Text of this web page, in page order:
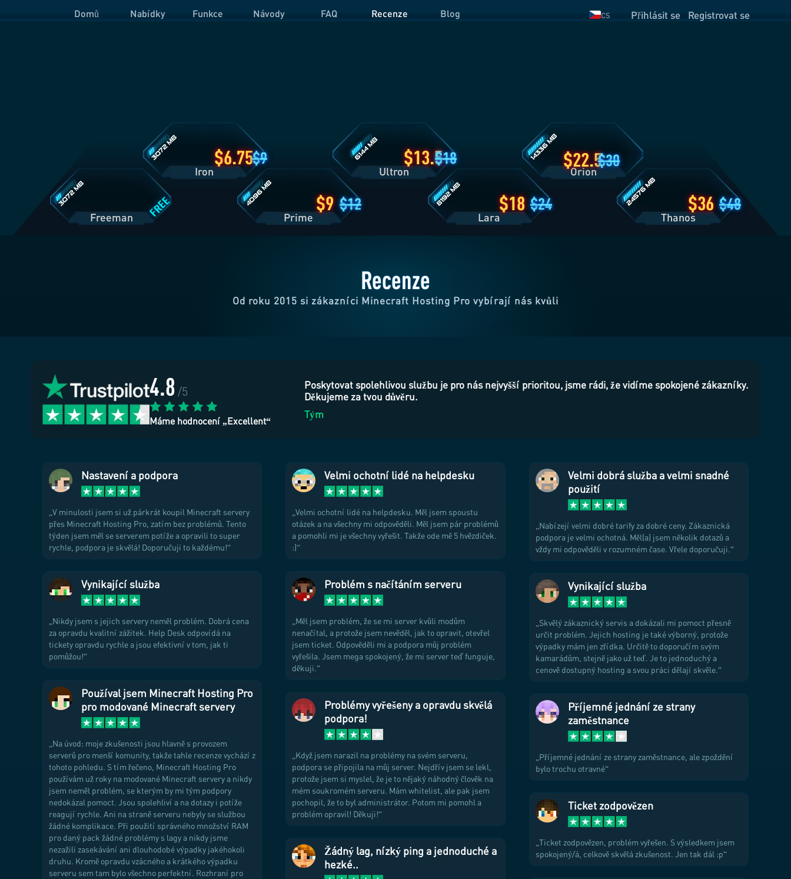
Domů Nabídky Funkce Návody FAQ Recenze Blog CS Přihlásit se Registrovat se
FREE
Freeman
6.75 9
Iron
9 12
Prime
13.518
Ultron
18 24
Lara
22.530
Orion
36 48
Thanos
Recenze
Od roku 2015 si zákazníci Minecraft Hosting Pro vybírají nás kvůli
4.8 /5
Máme hodnocení „Excellent“
Poskytovat spolehlivou službu je pro nás nejvyšší prioritou, jsme rádi, že vidíme spokojené zákazníky.
Děkujeme za tvou důvěru.
Tým
Nastavení a podpora
V minulosti jsem si už párkrát koupil Minecraft servery
přes Minecraft Hosting Pro, zatím bez problémů. Tento
týden jsem měl se serverem potíže a opravili to super
rychle, podpora je skvělá! Doporučuji to každému!
Vynikající služba
Nikdy jsem s jejich servery neměl problém. Dobrá cena
za opravdu kvalitní zážitek. Help Desk odpovídá na
tickety opravdu rychle a jsou efektivní v tom, jak ti
pomůžou!
Používal jsem Minecraft Hosting Pro
pro modované Minecraft servery
Na úvod: moje zkušenosti jsou hlavně s provozem
serverů pro menší komunity, takže tahle recenze vychází z
tohoto pohledu. S tím řečeno, Minecraft Hosting Pro
používám už roky na modované Minecraft servery a nikdy
jsem neměl problém, se kterým by mi tým podpory
nedokázal pomoct. Jsou spolehliví a na dotazy i potíže
reagují rychle. Ani na straně serveru nebyly se službou
žádné komplikace. Při použití správného množství RAM
pro daný pack žádné problémy s lagy a nikdy jsme
nezažili zasekávání ani dlouhodobé výpadky jakéhokoli
druhu. Kromě opravdu vzácného a krátkého výpadku
serveru sem tam bylo všechno perfektní. Rozhraní pro
Velmi ochotní lidé na helpdesku
Velmi ochotní lidé na helpdesku. Měl jsem spoustu
otázek a na všechny mi odpověděli. Měl jsem pár problémů
a pomohli mi je všechny vyřešit. Takže ode mě 5 hvězdiček.
:)
Problém s načítáním serveru
Měl jsem problém, že se mi server kvůli modům
nenačítal, a protože jsem nevěděl, jak to opravit, otevřel
jsem ticket. Odpověděli mi a podpora můj problém
vyřešila. Jsem mega spokojený, že mi server teď funguje,
děkuji.
Problémy vyřešeny a opravdu skvělá
podpora!
Když jsem narazil na problémy na svém serveru,
podpora se připojila na můj server. Nejdřív jsem se lekl,
protože jsem si myslel, že je to nějaký náhodný člověk na
mém soukromém serveru. Mám whitelist, ale pak jsem
pochopil, že to byl administrátor. Potom mi pomohl a
problém opravil! Děkuji!
Žádný lag, nízký ping a jednoduché a
hezké..
Velmi dobrá služba a velmi snadné
použití
Nabízejí velmi dobré tarify za dobré ceny. Zákaznická
podpora je velmi ochotná. Měl(a) jsem několik dotazů a
vždy mi odpověděli v rozumném čase. Vřele doporučuji.
Vynikající služba
Skvělý zákaznický servis a dokázali mi pomoct přesně
určit problém. Jejich hosting je také výborný, protože
výpadky mám jen zřídka. Určitě to doporučím svým
kamarádům, stejně jako už teď. Je to jednoduchý a
cenově dostupný hosting a svou práci dělají skvěle.
Příjemné jednání ze strany
zaměstnance
Příjemné jednání ze strany zaměstnance, ale zpoždění
bylo trochu otravné
Ticket zodpovězen
Ticket zodpovězen, problém vyřešen. S výsledkem jsem
spokojený/á, celkově skvělá zkušenost. Jen tak dál :p